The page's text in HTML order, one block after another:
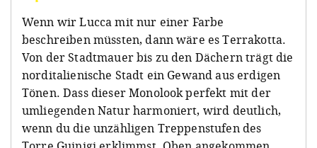
Wenn wir Lucca mit nur einer Farbe
beschreiben müssten, dann wäre es Terrakotta.
Von der Stadtmauer bis zu den Dächern trägt die
norditalienische Stadt ein Gewand aus erdigen
Tönen. Dass dieser Monolook perfekt mit der
umliegenden Natur harmoniert, wird deutlich,
wenn du die unzähligen Treppenstufen des